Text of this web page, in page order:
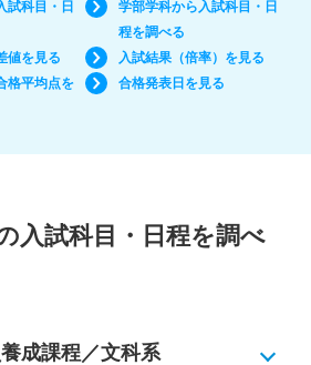
試科目・日
学部学科から入試科目・日
程を調べる
値を見る
入試結果（倍率）を見る
格平均点を
合格発表日を見る
入試科目・日程を調べ
成課程／文科系